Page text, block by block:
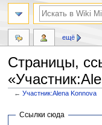
Страницы,
←Участник:Alena Konnova
Перейти
Перейти
Ссылки сюда
ещё